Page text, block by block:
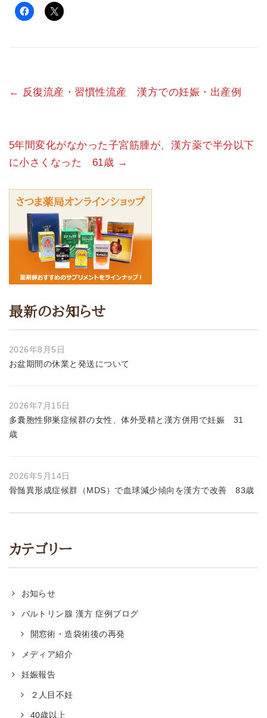
← 反復流産・習慣性流産 漢方での妊娠・出産例
5年間変化がなかった子宮筋腫が、漢方薬で半分以下
に小さくなった 61歳 →
最新のお知らせ
2026年8月5日
お盆期間の休業と発送について
2026年7月15日
多囊胞性卵巣症候群の女性、体外受精と漢方併用で妊娠 31
歳
2026年5月14日
骨髄異形成症候群（MDS）で血球減少傾向を漢方で改善 83歳
カテゴリー
お知らせ
バルトリン腺 漢方 症例ブログ
開窓術・造袋術後の再発
メディア紹介
妊娠報告
２人目不妊
40歳以上